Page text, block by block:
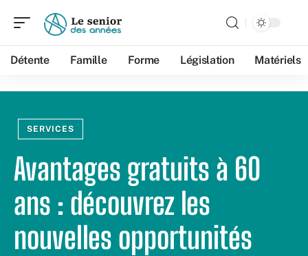
Détente Famille Forme Législation Matériels
SERVICES
Avantages gratuits à 60
ans : découvrez les
nouvelles opportunités